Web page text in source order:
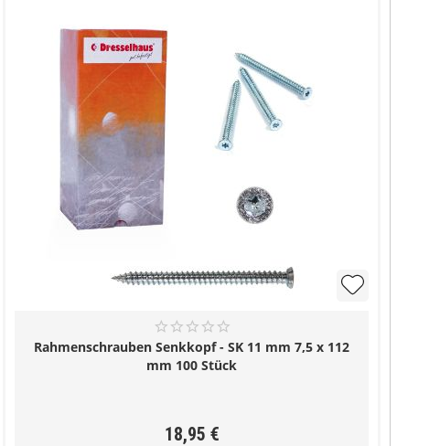
Rahmenschrauben Senkkopf - SK 11 mm 7,5 x 112
mm 100 Stück
18,95 €